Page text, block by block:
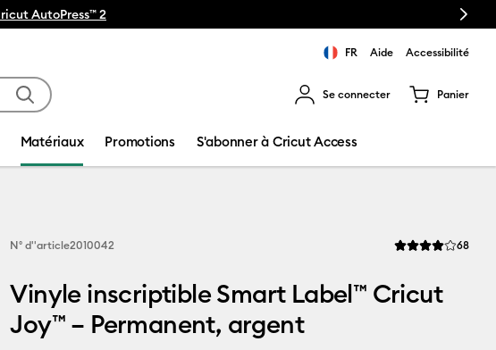
Next
FR Aide Accessibilité
Se connecter Panier
Matériaux Promotions S'abonner à Cricut Access
N° d''article2010042 La note moyenne
68
Vinyle inscriptible Smart Label™ Cricut
Joy™ – Permanent, argent